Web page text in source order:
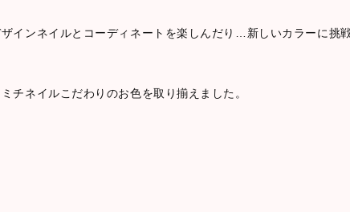
インネイルとコーディネートを楽しんだり…新しいカラーに
チネイルこだわりのお色を取り揃えました。